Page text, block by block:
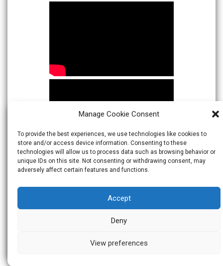
Manage Cookie Consent
To provide the best experiences, we use technologies like cookies to
store and/or access device information. Consenting to these
technologies will allow us to process data such as browsing behavior or
unique IDs on this site. Not consenting or withdrawing consent, may
adversely affect certain features and functions.
Accept
Deny
View preferences